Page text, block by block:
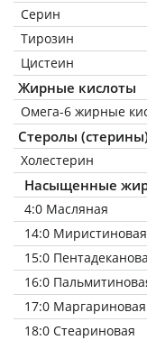
Серин
Тирозин
Цистеин
Жирные кислоты
Омега-6 жирные
Стеролы
Холестерин
Насыщенные
4:0 Масляная
14:0 Миристиновая
15:0
16:0
17:0 Маргариновая
18:0 Стеариновая